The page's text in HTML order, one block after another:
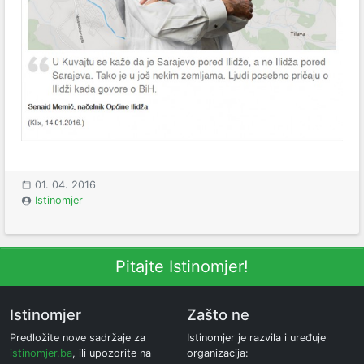
01. 04. 2016
Istinomjer
Pitajte Istinomjer!
Istinomjer
Predložite nove sadržaje za
istinomjer.ba, ili upozorite na
Zašto ne
Istinomjer je razvila i uređuje
organizacija: